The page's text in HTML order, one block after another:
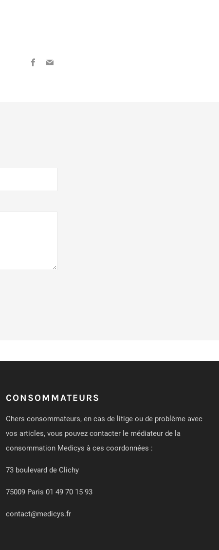
Facebook
Email
CONSOMMATEURS
Chers consommateurs, en cas de litige ou de problème avec
vos articles, vous pouvez contacter le médiateur de la
consommation Medicys à ces coordonnées :
73 boulevard de Clichy
75009 Paris 01 49 70 15 93
contact@medicys.fr